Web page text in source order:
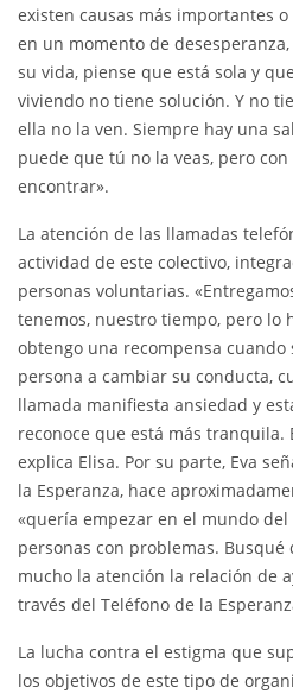
existen causas más importantes
en un momento de
su vida, piense que está sola y
viviendo no tiene solución. Y no
ella no la ven. Siempre hay una
puede que tú no la veas, pero
encontrar».
La atención de las llamadas
actividad de este colectivo,
personas voluntarias.
tenemos, nuestro tiempo, pero lo
obtengo una recompensa
persona a cambiar su conducta,
llamada manifiesta ansiedad y
reconoce que está más tranquila.
explica Elisa. Por su parte, Eva
la Esperanza, hace
«quería empezar en el mundo
personas con problemas.
mucho la atención la relación de
través del Teléfono de la
La lucha contra el estigma que
los objetivos de este tipo de